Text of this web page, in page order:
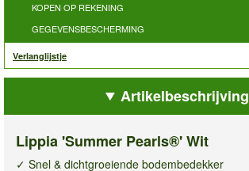
KOPEN OP REKENING
GEGEVENSBESCHERMING
Verlanglijstje
Artikelbeschrijving
Lippia 'Summer Pearls®' Wit
✓ Snel & dichtgroeiende bodembedekker